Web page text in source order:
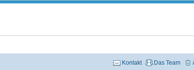
Das Team
Kontakt